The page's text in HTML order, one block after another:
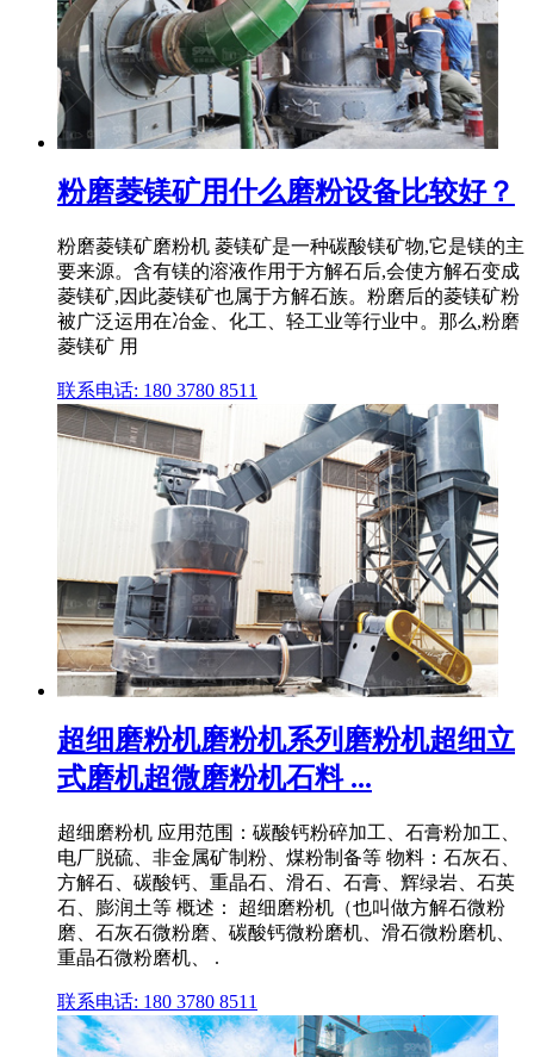
粉磨菱镁矿用什么磨粉设备比较好？
粉磨菱镁矿磨粉机 菱镁矿是一种碳酸镁矿物,它是镁的主
要来源。含有镁的溶液作用于方解石后,会使方解石变成
菱镁矿,因此菱镁矿也属于方解石族。粉磨后的菱镁矿粉
被广泛运用在冶金、化工、轻工业等行业中。那么,粉磨
菱镁矿 用
联系电话: 180 3780 8511
超细磨粉机磨粉机系列磨粉机超细立
式磨机超微磨粉机石料 ...
超细磨粉机 应用范围：碳酸钙粉碎加工、石膏粉加工、
电厂脱硫、非金属矿制粉、煤粉制备等 物料：石灰石、
方解石、碳酸钙、重晶石、滑石、石膏、辉绿岩、石英
石、膨润土等 概述： 超细磨粉机（也叫做方解石微粉
磨、石灰石微粉磨、碳酸钙微粉磨机、滑石微粉磨机、
重晶石微粉磨机、 .
联系电话: 180 3780 8511